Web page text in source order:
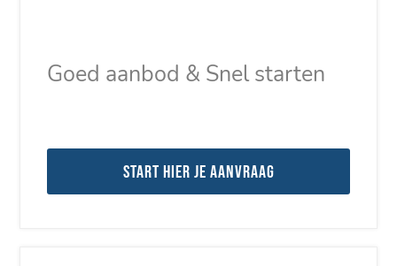
Goed aanbod & Snel starten
Start hier je aanvraag